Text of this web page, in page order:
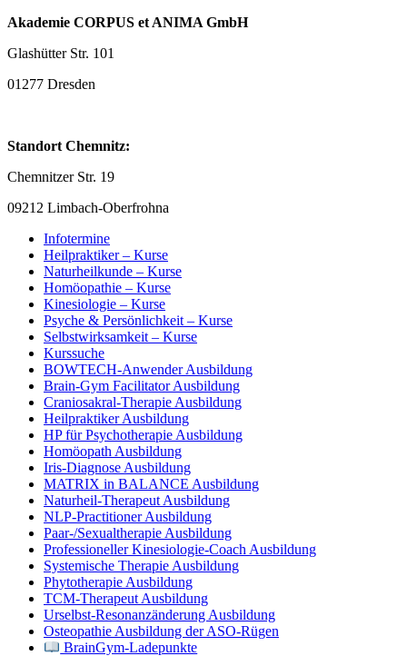
Akademie CORPUS et ANIMA GmbH
Glashütter Str. 101
01277 Dresden
Standort Chemnitz:
Chemnitzer Str. 19
09212 Limbach-Oberfrohna
Infotermine
Heilpraktiker – Kurse
Naturheilkunde – Kurse
Homöopathie – Kurse
Kinesiologie – Kurse
Psyche & Persönlichkeit – Kurse
Selbstwirksamkeit – Kurse
Kurssuche
BOWTECH-Anwender Ausbildung
Brain-Gym Facilitator Ausbildung
Craniosakral-Therapie Ausbildung
Heilpraktiker Ausbildung
HP für Psychotherapie Ausbildung
Homöopath Ausbildung
Iris-Diagnose Ausbildung
MATRIX in BALANCE Ausbildung
Naturheil-Therapeut Ausbildung
NLP-Practitioner Ausbildung
Paar-/Sexualtherapie Ausbildung
Professioneller Kinesiologie-Coach Ausbildung
Systemische Therapie Ausbildung
Phytotherapie Ausbildung
TCM-Therapeut Ausbildung
Urselbst-Resonanzänderung Ausbildung
Osteopathie Ausbildung der ASO-Rügen
BrainGym-Ladepunkte